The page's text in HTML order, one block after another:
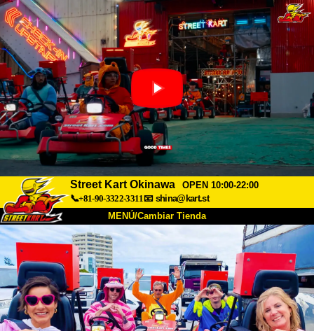
Street Kart Okinawa
OPEN 10:00-22:00
📞+81-90-3322-3311📧 shina@kart.st
MENÚ/Cambiar Tienda
Acerca de Especificaciones Precios
Acceso Testimonios Preguntas Frecuentes
Empresa Reservas